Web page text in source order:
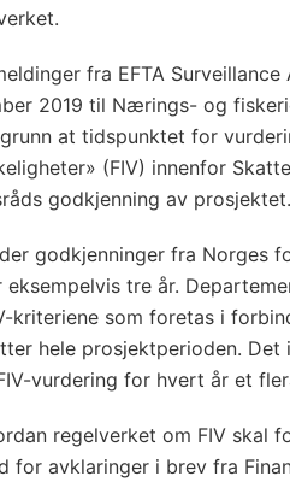
fra EFTA
2019 til Nærings- og
at tidspunktet for
(FIV) innenfor
godkjenning av prosjektet.
godkjenninger fra Norges
tre år.
kriteriene som foretas i
hele prosjektperioden.
vurdering for hvert år et
regelverket om FIV skal
for avklaringer i brev fra